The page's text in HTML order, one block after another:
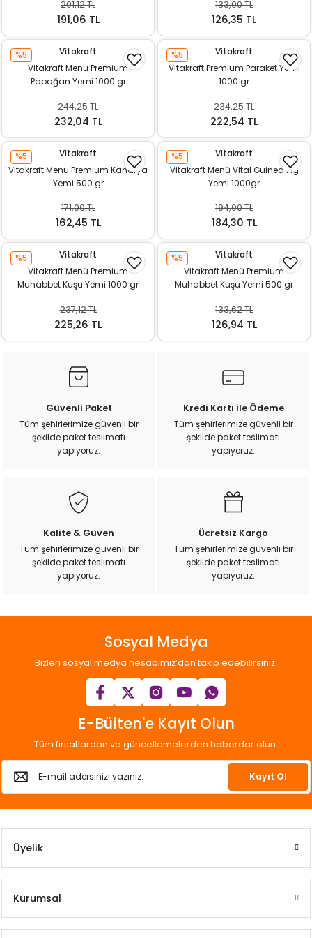
201,12 TL
191,06 TL
133,00 TL
126,35 TL
%5
Vitakraft
Vitakraft Menu Premium
Papağan Yemi 1000 gr
244,25 TL
232,04 TL
%5
Vitakraft
Vitakraft Premium Paraket Yemi
1000 gr
234,25 TL
222,54 TL
%5
Vitakraft
Vitakraft Menu Premium Kanarya
Yemi 500 gr
171,00 TL
162,45 TL
%5
Vitakraft
Vitakraft Menü Vital Guinea Pig
Yemi 1000gr
194,00 TL
184,30 TL
%5
Vitakraft
Vitakraft Menü Premium
Muhabbet Kuşu Yemi 1000 gr
237,12 TL
225,26 TL
%5
Vitakraft
Vitakraft Menü Premium
Muhabbet Kuşu Yemi 500 gr
133,62 TL
126,94 TL
Güvenli Paket
Tüm şehirlerimize güvenli bir
şekilde paket teslimatı
yapıyoruz.
Kredi Kartı ile Ödeme
Tüm şehirlerimize güvenli bir
şekilde paket teslimatı
yapıyoruz.
Kalite & Güven
Tüm şehirlerimize güvenli bir
şekilde paket teslimatı
yapıyoruz.
Ücretsiz Kargo
Tüm şehirlerimize güvenli bir
şekilde paket teslimatı
yapıyoruz.
Sosyal Medya
Bizleri sosyal medya hesabımız’dan takip edebilirsiniz.
E-Bülten'e Kayıt Olun
Tüm fırsatlardan ve güncellemelerden haberdar olun.
Kayıt Ol
Üyelik
Kurumsal